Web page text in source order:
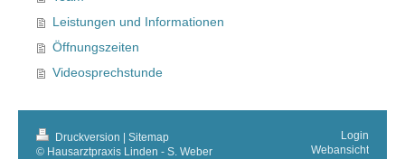
Leistungen und Informationen
Öffnungszeiten
Videosprechstunde
Druckversion
Sitemap
© Hausarztpraxis Linden - S. Weber
Login
Webansicht